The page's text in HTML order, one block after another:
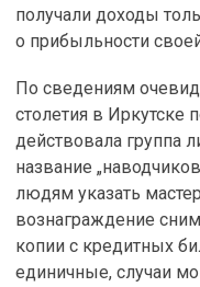
получали доходы
о прибыльности
По сведениям
столетия в Иркутске
действовала группа
название
людям указать
вознаграждение
копии с кредитных
единичные, случаи